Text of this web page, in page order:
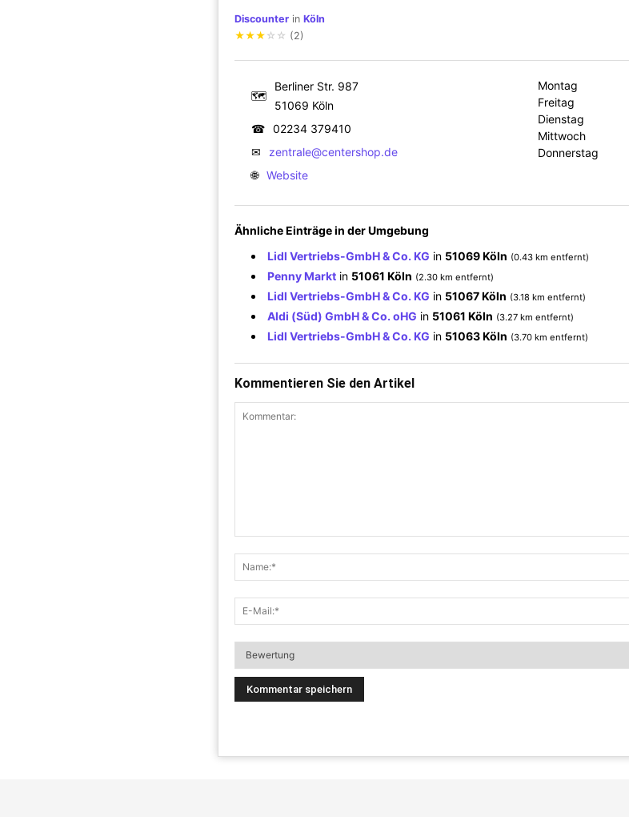
Discounter in Köln
★★★ ☆ ☆ (2)
🗺
Berliner Str. 987
51069 Köln
☎ 02234 379410
✉
zentrale@centershop.de
🌐 Website
Montag
Freitag
Dienstag
Mittwoch
Donnerstag
Ähnliche Einträge in der Umgebung
Lidl Vertriebs-GmbH & Co. KG in 51069 Köln (0.43 km entfernt)
Penny Markt in 51061 Köln (2.30 km entfernt)
Lidl Vertriebs-GmbH & Co. KG in 51067 Köln (3.18 km entfernt)
Aldi (Süd) GmbH & Co. oHG in 51061 Köln (3.27 km entfernt)
Lidl Vertriebs-GmbH & Co. KG in 51063 Köln (3.70 km entfernt)
Kommentieren Sie den Artikel